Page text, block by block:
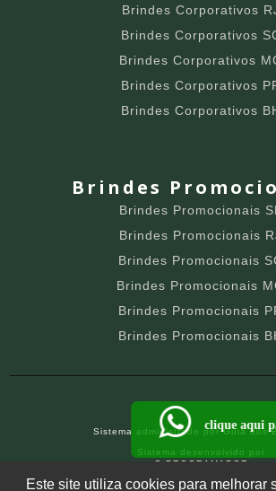
Brindes Corporativos
Brindes Corporativos
Brindes Corporativos
Brindes Corporativos
Brindes Corporativos
Brindes
Brindes Promocionais
Brindes Promocionais
Brindes Promocionais
Brindes Promocionais
Brindes Promocionais
Brindes Promocionais
Sistema administrado porGuia dos
Sistema desenvolvido por
O PROGRAMADOR
clique aqui
Este site utiliza cookies para melhorar